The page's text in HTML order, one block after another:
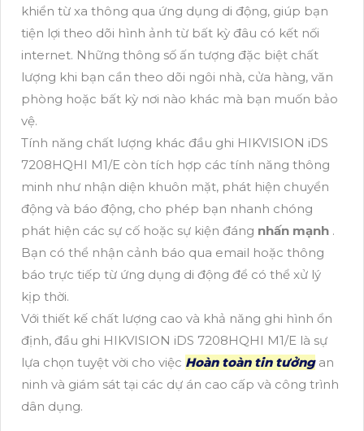
khiển từ xa thông qua ứng dụng di động, giúp bạn
tiện lợi theo dõi hình ảnh từ bất kỳ đâu có kết nối
internet. Những thông số ấn tượng đặc biệt chất
lượng khi bạn cần theo dõi ngôi nhà, cửa hàng, văn
phòng hoặc bất kỳ nơi nào khác mà bạn muốn bảo
vệ.
Tính năng chất lượng khác đầu ghi HIKVISION iDS
7208HQHI M1/E còn tích hợp các tính năng thông
minh như nhận diện khuôn mặt, phát hiện chuyển
động và báo động, cho phép bạn nhanh chóng
phát hiện các sự cố hoặc sự kiện đáng nhấn mạnh .
Bạn có thể nhận cảnh báo qua email hoặc thông
báo trực tiếp từ ứng dụng di động để có thể xử lý
kịp thời.
Với thiết kế chất lượng cao và khả năng ghi hình ổn
định, đầu ghi HIKVISION iDS 7208HQHI M1/E là sự
lựa chọn tuyệt vời cho việc Hoàn toàn tin tưởngan
ninh và giám sát tại các dự án cao cấp và công trình
dân dụng.